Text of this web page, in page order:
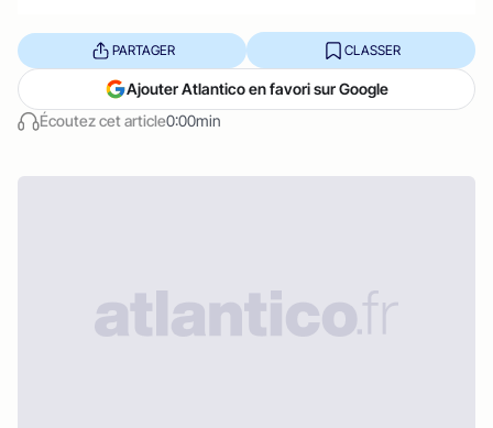
Écoutez cet article0:00min
PARTAGER CLASSER
Ajouter Atlantico en favori sur Google